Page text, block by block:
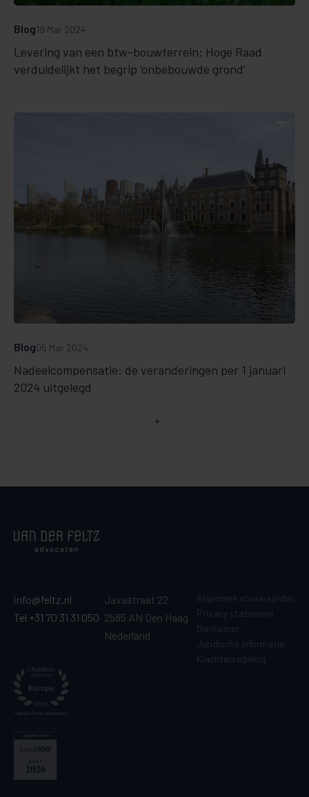
Levering van een btw-bouwterrein: Hoge Raad
verduidelijkt het begrip ‘onbebouwde grond’
Blog19 Mar 2024
Nadeelcompensatie: de veranderingen per 1 januari
2024 uitgelegd
Blog05 Mar 2024
info@feltz.nl
Tel +31 70 31 31 050
Javastraat 22
2585 AN Den Haag
Nederland
Algemene voorwaarden
Privacy statement
Disclaimer
Juridische informatie
Klachtenregeling